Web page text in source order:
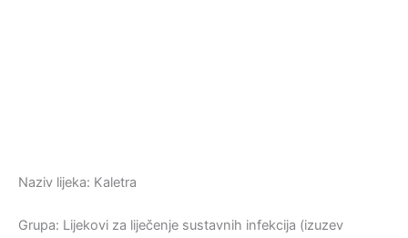
Naziv lijeka: Kaletra
Grupa: Lijekovi za liječenje sustavnih infekcija (izuzev